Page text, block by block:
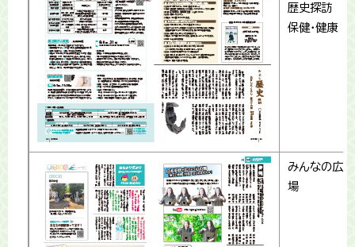
歴史探訪
保健・健康
みんなの広
場